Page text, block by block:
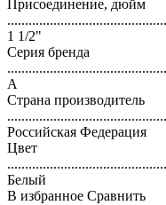
Присоединение, дюйм
1 1/2"
Серия бренда
А
Страна производитель
Российская Федерация
Цвет
Белый
В избранное Сравнить